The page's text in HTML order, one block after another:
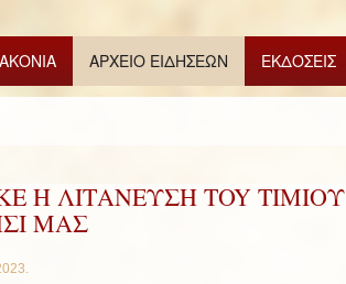
ΑΡΧΕΙΟ ΕΙΔΗΣΕΩΝ ΕΚΔΟΣΕΙΣ
Η ΛΙΤΑΝΕΥΣΗ ΤOY ΤΙΜΙΟΥ
ΜΑΣ
.